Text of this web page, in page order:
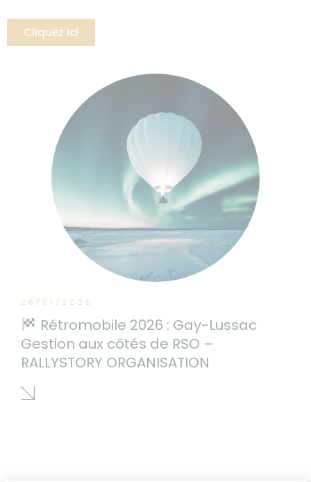
Cliquez ici
28/01/2026
Rétromobile 2026 : Gay-Lussac
Gestion aux côtés de RSO –
RALLYSTORY ORGANISATION